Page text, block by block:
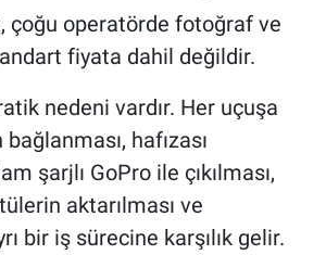
çoğu operatörde fotoğraf ve
fiyata dahil değildir.
nedeni vardır. Her uçuşa
hafızası
şarjlı GoPro ile çıkılması,
aktarılması ve
bir iş sürecine karşılık gelir.